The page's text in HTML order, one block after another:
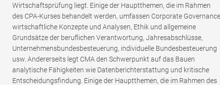
Wirtschaftsprüfung liegt. Einige der Hauptthemen, die im Rahmen
des CPA-Kurses behandelt werden, umfassen Corporate
wirtschaftliche Konzepte und Analysen, Ethik und allgemeine
Grundsätze der beruflichen Verantwortung, Jahresabschlüsse,
Unternehmensbundesbesteuerung, individuelle Bundesbesteuerung
usw. Andererseits legt CMA den Schwerpunkt auf das Bauen
analytische Fähigkeiten wie Datenberichterstattung und kritische
Entscheidungsfindung. Einige der Hauptthemen, die im Rahmen des